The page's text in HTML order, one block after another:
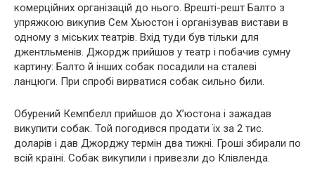
комерційних організацій до нього. Врешті-решт Балто з
упряжкою викупив Сем Хьюстон і організував вистави в
одному з міських театрів. Вхід туди був тільки для
джентльменів. Джордж прийшов у театр і побачив сумну
картину: Балто й інших собак посадили на сталеві
ланцюги. При спробі вирватися собак сильно били.
Обурений Кемпбелл прийшов до Х’юстона і зажадав
викупити собак. Той погодився продати їх за 2 тис.
доларів і дав Джорджу термін два тижні. Гроші збирали по
всій країні. Собак викупили і привезли до Клівленда.